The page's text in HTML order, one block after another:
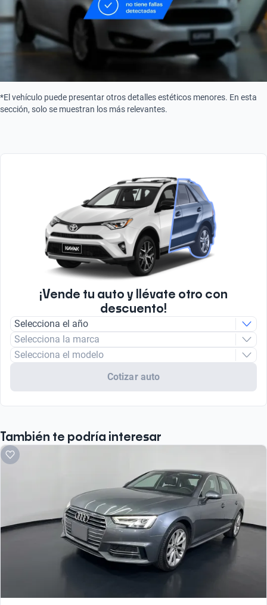
*El vehículo puede presentar otros detalles estéticos menores. En esta
sección, solo se muestran los más relevantes.
¡Vende tu auto y llévate otro con
descuento!
Selecciona el año
Selecciona la marca
Selecciona el modelo
Cotizar auto
También te podría interesar